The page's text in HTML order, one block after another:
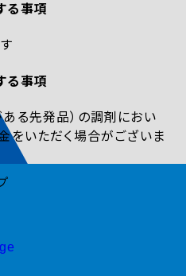
る事項
る事項
る先発品）の調剤におい
をいただく場合がございま